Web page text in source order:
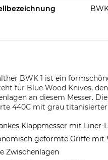
BWK 1 ist ein
für Blue Wood Knives,
an diesem Messer.
440C mit grau
Klappmesser mit Liner-
geformte Griffe mit
Zwischenlagen